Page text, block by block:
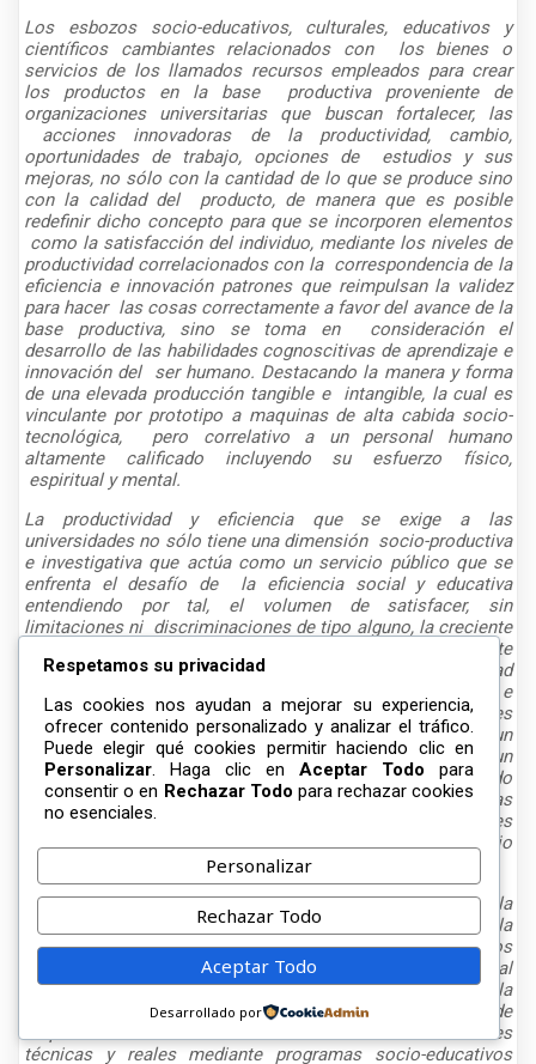
Los esbozos socio-educativos, culturales, educativos y
científicos cambiantes relacionados con
los bienes o
servicios de los llamados recursos empleados para crear
los productos en la base
productiva proveniente de
organizaciones universitarias que buscan fortalecer, las
acciones innovadoras de la productividad, cambio,
oportunidades de trabajo, opciones de
estudios y sus
mejoras, no sólo con la cantidad de lo que se produce sino
con la calidad del
producto, de manera que es posible
redefinir dicho concepto para que se incorporen elementos
como la satisfacción del individuo, mediante los niveles de
productividad correlacionados con la correspondencia de la
eficiencia e innovación patrones que reimpulsan la validez
para hacer las cosas correctamente a favor del avance de la
base productiva, sino se toma en
consideración el
desarrollo de las habilidades cognoscitivas de aprendizaje e
innovación del
ser humano. Destacando la manera y forma
de una elevada producción tangible e
intangible, la cual es
vinculante por prototipo a maquinas de alta cabida socio-
tecnológica,
pero correlativo a un personal humano
altamente calificado incluyendo su esfuerzo físico,
espiritual y mental.
La productividad y eficiencia que se exige a las
universidades no sólo tiene una dimensión socio-productiva
e investigativa que actúa como un servicio público que se
enfrenta el desafío de
la eficiencia social y educativa
entendiendo por tal, el volumen de satisfacer, sin
limitaciones ni discriminaciones de tipo alguno, la creciente
altamente
pertinente ante los requerimientos de la sociedad
consciente de las carencias e
inequidades que en las diversas comunidades y realidades
sociales la integran. Se confirma la preparación de un
profesional innovador/creativo/proactivo que estudia en un
proceso de resocialización complejo
satisfaciendo
necesidades humanas y de logros, internalizando las ideas
de superación humana
beneficios técnicos y profesionales
a largo plazo, para luego ofertarse a un campo de trabajo
difícil y contradictorio.
Existe no obstante, la creencia, sobre la concientización, la
sensibilización formativa de que no es posible aumentar la
calidad humana de la equidad, mediante procesos
complejos como la metamorfosis del profesional
universitario sin afectar de manera significativa la
productividad y la eficiencia enmarcada en las labores de
empresas o sistemas articulados con las necesidades
técnicas y reales mediante programas socio-educativos
Respetamos su privacidad
Las cookies nos ayudan a mejorar su experiencia,
ofrecer contenido personalizado y analizar el tráfico.
Puede elegir qué cookies permitir haciendo clic en
Personalizar. Haga clic enAceptar Todo para
consentir o en Rechazar Todo para rechazar cookies
no esenciales.
Personalizar
Rechazar Todo
Aceptar Todo
Desarrollado por